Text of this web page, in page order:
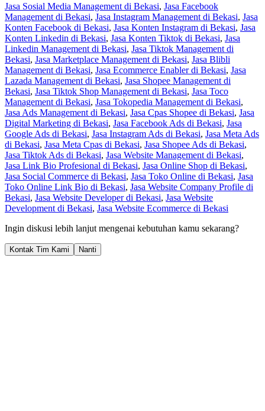
Jasa Sosial Media Management di Bekasi, Jasa Facebook
Management di Bekasi, Jasa Instagram Management di Bekasi, Jasa
Konten Facebook di Bekasi, Jasa Konten Instagram di Bekasi, Jasa
Konten Linkedin di Bekasi, Jasa Konten Tiktok di Bekasi, Jasa
Linkedin Management di Bekasi, Jasa Tiktok Management di
Bekasi, Jasa Marketplace Management di Bekasi, Jasa Blibli
Management di Bekasi, Jasa Ecommerce Enabler di Bekasi, Jasa
Lazada Management di Bekasi, Jasa Shopee Management di
Bekasi, Jasa Tiktok Shop Management di Bekasi, Jasa Toco
Management di Bekasi, Jasa Tokopedia Management di Bekasi,
Jasa Ads Management di Bekasi, Jasa Cpas Shopee di Bekasi, Jasa
Digital Marketing di Bekasi, Jasa Facebook Ads di Bekasi, Jasa
Google Ads di Bekasi, Jasa Instagram Ads di Bekasi, Jasa Meta Ads
di Bekasi, Jasa Meta Cpas di Bekasi, Jasa Shopee Ads di Bekasi,
Jasa Tiktok Ads di Bekasi, Jasa Website Management di Bekasi,
Jasa Link Bio Profesional di Bekasi, Jasa Online Shop di Bekasi,
Jasa Social Commerce di Bekasi, Jasa Toko Online di Bekasi, Jasa
Toko Online Link Bio di Bekasi, Jasa Website Company Profile di
Bekasi, Jasa Website Developer di Bekasi, Jasa Website
Development di Bekasi, Jasa Website Ecommerce di Bekasi
Ingin diskusi lebih lanjut mengenai kebutuhan kamu sekarang?
Kontak Tim Kami Nanti